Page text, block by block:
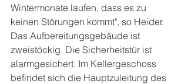
Wintermonate laufen, dass es zu
keinen Störungen kommt", so Heider.
Das Aufbereitungsgebäude ist
zweistöckig. Die Sicherheitstür ist
alarmgesichert. Im Kellergeschoss
befindet sich die Hauptzuleitung des